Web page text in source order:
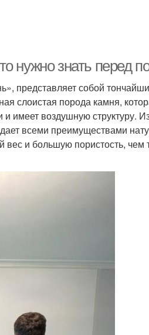
нужно знать перед
представляет собой
слоистая порода камня,
имеет воздушную структуру.
всеми преимуществами
вес и большую пористость,